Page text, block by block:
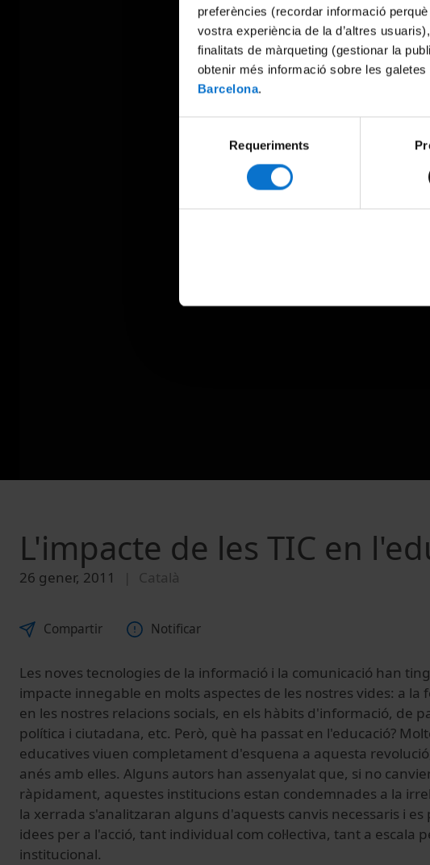
preferències (recordar informació
vostra experiència de la d’altres
finalitats de màrqueting (gestionar la
obtenir més informació sobre les
Barcelona.
consentiment
Requeriments
L'impacte de les TIC en
26 gener, 2011 Català
Compartir Notificar
Les noves tecnologies de la informació i la comunicació han
impacte innegable en molts aspectes de les nostres vides: a la
en les nostres relacions socials, en els hàbits d'informació, de
política i ciutadana, etc. Però, què ha passat en l'educació?
educatives viuen completament d'esquena a aquesta
anés amb elles. Alguns autors han assenyalat que, si no
ràpidament, aquestes institucions estan condemnades a la
la xerrada s'analitzaran alguns d'aquests canvis necessaris i es
idees per a l'acció, tant individual com col·lectiva, tant a escala
institucional.